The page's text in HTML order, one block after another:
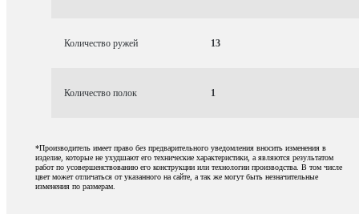
Количество ружей 13
Количество полок 1
*Производитель имеет право без предварительного уведомления вносить изменения в
изделие, которые не ухудшают его технические характеристики, а являются результатом
работ по усовершенствованию его конструкции или технологии производства. В том числе
цвет может отличаться от указанного на сайте, а так же могут быть незначительные
изменения по размерам.